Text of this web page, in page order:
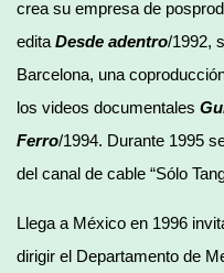
crea su empresa de
edita Desde adentro/1992,
Barcelona, una
los videos documentales
Ferro/1994. Durante 1995
del canal de cable “Sólo
Llega a México en 1996
dirigir el Departamento de